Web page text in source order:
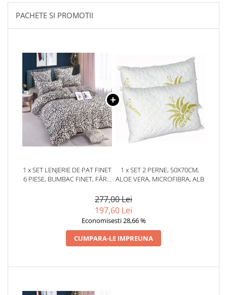
PACHETE SI PROMOTII
1 x SET LENJERIE DE PAT FINET
6 PIESE, BUMBAC FINET, FĂRĂ
1 x SET 2 PERNE, 50X70CM,
ALOE VERA, MICROFIBRA, ALB
277,00 Lei
197,60 Lei
Economisesti 28,66 %
CUMPARA-LE IMPREUNA